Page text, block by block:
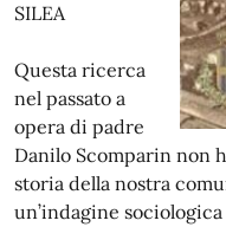
SILEA
Questa ricerca
nel passato a
opera di padre
Danilo Scomparin non
storia della nostra
un’indagine